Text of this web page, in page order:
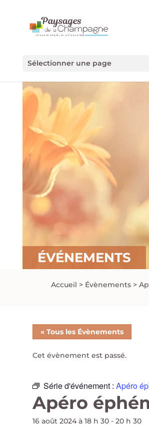
Sélectionner une page
ÉVÉNEMENTS
Accueil > Évènements >
« Tous les Évènements
Cet évènement est passé.
Série d'événement : Apéro
Apéro
16 août 2024 à 18 h 30- 20 h 30